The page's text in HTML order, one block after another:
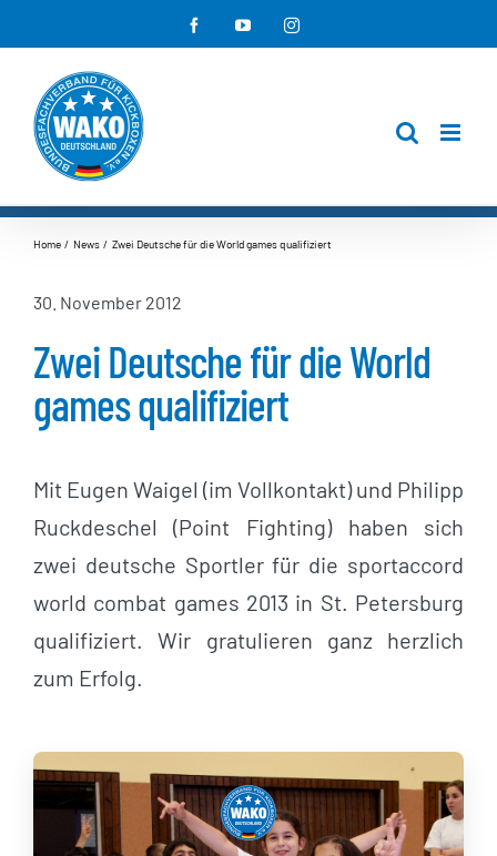
Inhalt
springen
FacebookYouTubeInstagram
Home News Zwei Deutsche für die World games qualifiziert
30. November 2012
Zwei Deutsche für die World
games qualifiziert
Mit Eugen Waigel (im Vollkontakt) und Philipp
Ruckdeschel (Point Fighting) haben sich
zwei deutsche Sportler für die sportaccord
world combat games 2013 in St. Petersburg
qualifiziert. Wir gratulieren ganz herzlich
zum Erfolg.